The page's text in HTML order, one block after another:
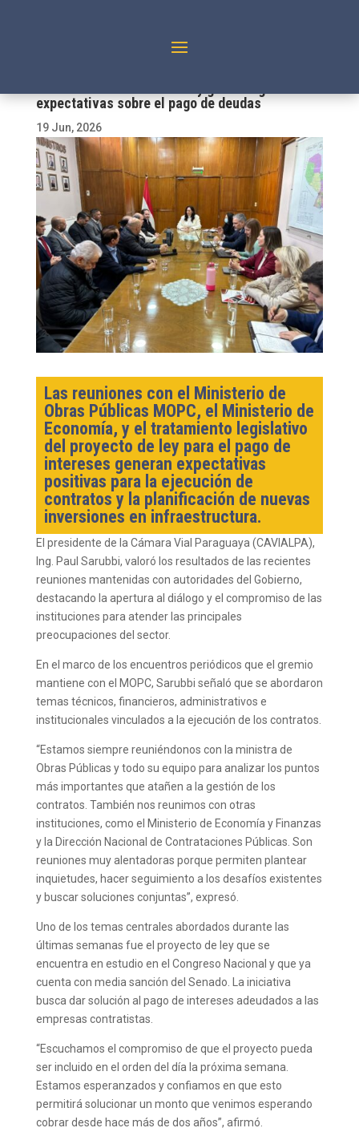
expectativas sobre el pago de deudas
19 Jun, 2026
Las reuniones con el Ministerio de
Obras Públicas MOPC, el Ministerio de
Economía, y el tratamiento legislativo
del proyecto de ley para el pago de
intereses generan expectativas
positivas para la ejecución de
contratos y la planificación de nuevas
inversiones en infraestructura.
El presidente de la Cámara Vial Paraguaya (CAVIALPA),
Ing. Paul Sarubbi, valoró los resultados de las recientes
reuniones mantenidas con autoridades del Gobierno,
destacando la apertura al diálogo y el compromiso de las
instituciones para atender las principales
preocupaciones del sector.
En el marco de los encuentros periódicos que el gremio
mantiene con el MOPC, Sarubbi señaló que se abordaron
temas técnicos, financieros, administrativos e
institucionales vinculados a la ejecución de los contratos.
“Estamos siempre reuniéndonos con la ministra de
Obras Públicas y todo su equipo para analizar los puntos
más importantes que atañen a la gestión de los
contratos. También nos reunimos con otras
instituciones, como el Ministerio de Economía y Finanzas
y la Dirección Nacional de Contrataciones Públicas. Son
reuniones muy alentadoras porque permiten plantear
inquietudes, hacer seguimiento a los desafíos existentes
y buscar soluciones conjuntas”, expresó.
Uno de los temas centrales abordados durante las
últimas semanas fue el proyecto de ley que se
encuentra en estudio en el Congreso Nacional y que ya
cuenta con media sanción del Senado. La iniciativa
busca dar solución al pago de intereses adeudados a las
empresas contratistas.
“Escuchamos el compromiso de que el proyecto pueda
ser incluido en el orden del día la próxima semana.
Estamos esperanzados y confiamos en que esto
permitirá solucionar un monto que venimos esperando
cobrar desde hace más de dos años”, afirmó.